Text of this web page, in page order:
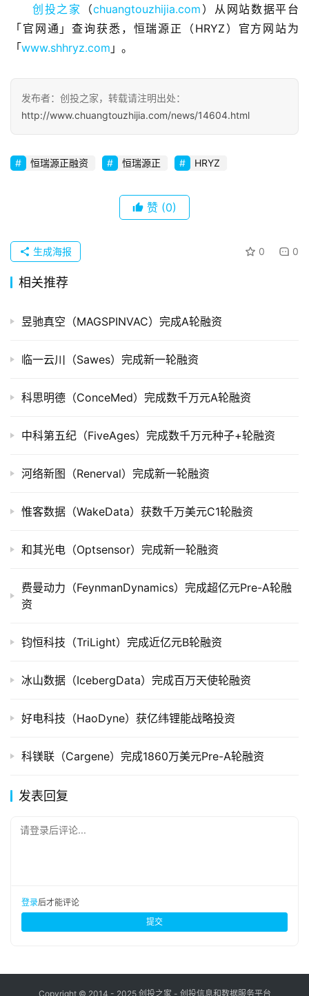
商
观
初
业
布
并
重
上
投
据
创
学
院
投稿
创投之家 （chuangtouzhijia.com ）从网站数据平台
「官网通」查询获悉，恒瑞源正（HRYZ）官方网站为
「www.shhryz.com 」。
发布者：创投之家，转载请注明出处：
http://www.chuangtouzhijia.com/news/14604.html
恒瑞源正融资 恒瑞源正 HRYZ
赞 (0)
0 0
生成海报
相关推荐
昱驰真空（MAGSPINVAC）完成A轮融资
临一云川（Sawes）完成新一轮融资
科思明德（ConceMed）完成数千万元A轮融资
中科第五纪（FiveAges）完成数千万元种子+轮融资
河络新图（Renerval）完成新一轮融资
惟客数据（WakeData）获数千万美元C1轮融资
和其光电（Optsensor）完成新一轮融资
费曼动力（FeynmanDynamics）完成超亿元Pre-A轮融
资
钧恒科技（TriLight）完成近亿元B轮融资
冰山数据（IcebergData）完成百万天使轮融资
好电科技（HaoDyne）获亿纬锂能战略投资
科镁联（Cargene）完成1860万美元Pre-A轮融资
发表回复
请登录后评论...
登录后才能评论
提交
Copyright © 2014 - 2025 创投之家 - 创投信息和数据服务平台